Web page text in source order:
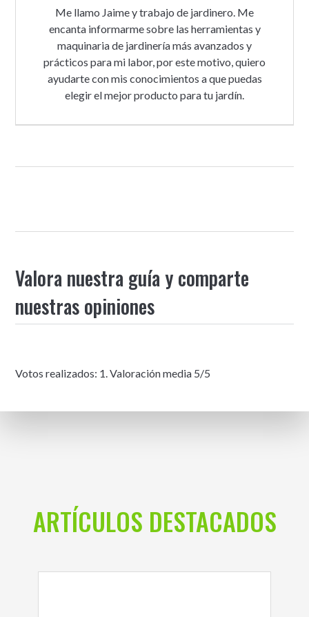
Me llamo Jaime y trabajo de jardinero. Me
encanta informarme sobre las herramientas y
maquinaria de jardinería más avanzados y
prácticos para mi labor, por este motivo, quiero
ayudarte con mis conocimientos a que puedas
elegir el mejor producto para tu jardín.
Valora nuestra guía y comparte
nuestras opiniones
Votos realizados: 1. Valoración media 5/5
ARTÍCULOS DESTACADOS